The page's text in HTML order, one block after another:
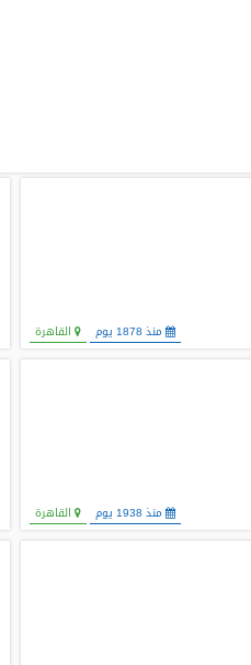
منذ 1878 يوم القاهرة
منذ 1938 يوم القاهرة